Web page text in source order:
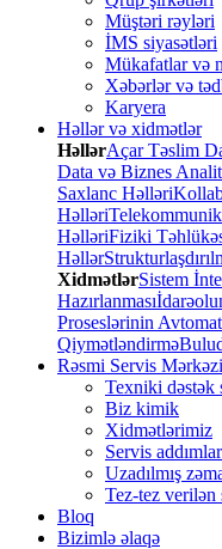
Müştəri rəyləri
İMS siyasətləri
Mükafatlar və
Xəbərlər və
Karyera
Həllər və xidmətlər
HəllərAçar Təslim
Data və Biznes
Saxlanc Həlləri
Həlləri
HəlləriFiziki
Həllər
XidmətlərSistem
Hazırlanması
Proseslərinin
Qiymətləndirmə
Rəsmi Servis Mərkəzi
Texniki dəstək
Biz kimik
Xidmətlərimiz
Servis
Uzadılmış
Tez-tez verilən
Bloq
Bizimlə əlaqə